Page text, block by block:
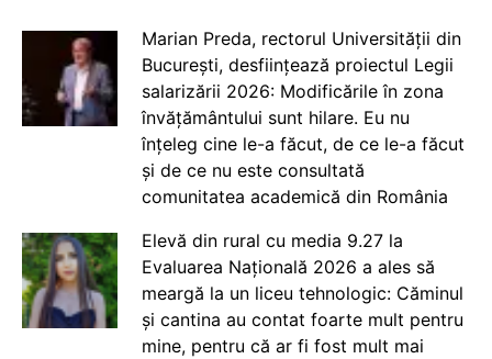
Marian Preda, rectorul Universității din
București, desființează proiectul Legii
salarizării 2026: Modificările în zona
învățământului sunt hilare. Eu nu
înțeleg cine le-a făcut, de ce le-a făcut
și de ce nu este consultată
comunitatea academică din România
Elevă din rural cu media 9.27 la
Evaluarea Națională 2026 a ales să
meargă la un liceu tehnologic: Căminul
și cantina au contat foarte mult pentru
mine, pentru că ar fi fost mult mai